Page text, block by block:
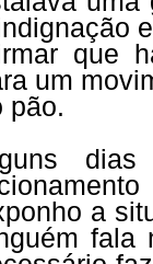
que
um
pão.
a
fala